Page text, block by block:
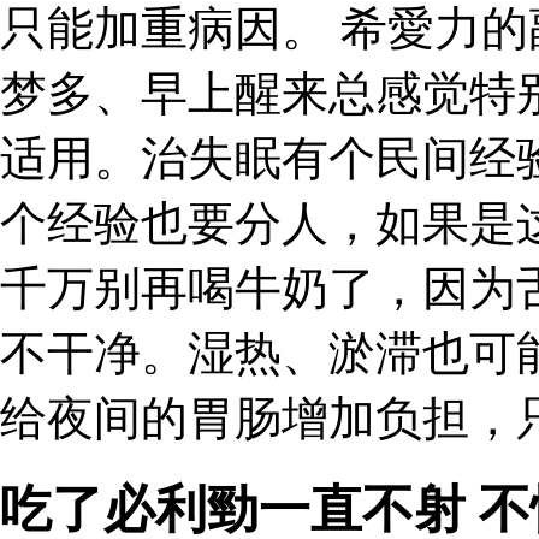
只能加重病因。 希愛力
梦多、早上醒来总感觉特
适用。治失眠有个民间经
个经验也要分人，如果是
千万别再喝牛奶了，因为
不干净。湿热、淤滞也可
给夜间的胃肠增加负担，
吃了必利勁一直不射